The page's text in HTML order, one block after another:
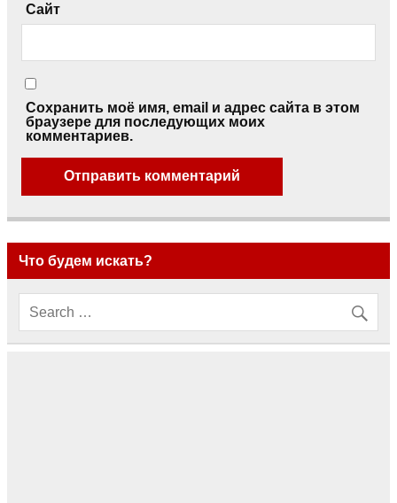
Сайт
Сохранить моё имя, email и адрес сайта в этом
браузере для последующих моих
комментариев.
Что будем искать?